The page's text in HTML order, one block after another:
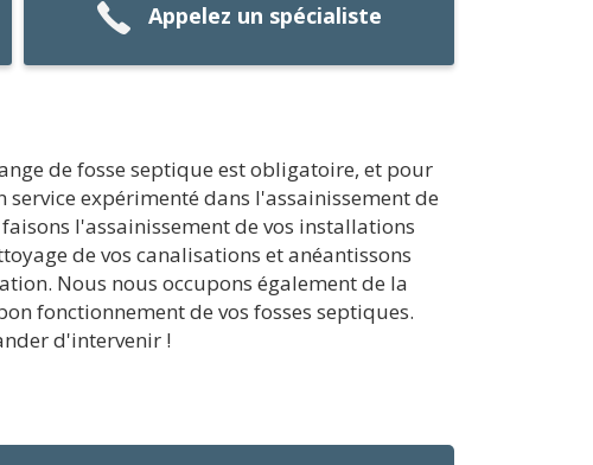
Appelez un spécialiste
de fosse septique est obligatoire, et pour
expérimenté dans l'assainissement de
l'assainissement de vos installations
de vos canalisations et anéantissons
Nous nous occupons également de la
fonctionnement de vos fosses septiques.
d'intervenir !